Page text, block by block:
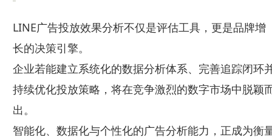
LINE广告投放效果分析不仅是评估工具，更是品牌增
长的决策引擎。
企业若能建立系统化的数据分析体系、完善追踪闭环
持续优化投放策略，将在竞争激烈的数字市场中脱颖
出。
智能化、数据化与个性化的广告分析能力，正成为衡